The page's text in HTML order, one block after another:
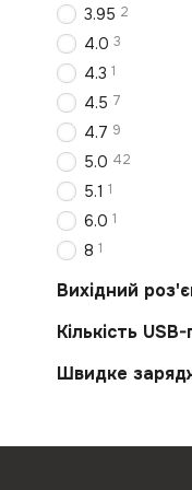
3.95 2
4.0 3
4.3 1
4.5 7
4.7 9
5.0 42
5.1 1
6.0 1
8 1
Вихідний
Кількість
Швидке